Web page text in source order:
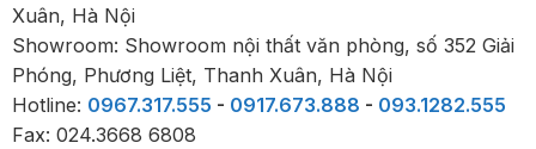
Xuân, Hà Nội
Showroom: Showroom nội thất văn phòng, số 352 Giải
Phóng, Phương Liệt, Thanh Xuân, Hà Nội
Hotline: 0967.317.555 - 0917.673.888 - 093.1282.555
Fax: 024.3668 6808